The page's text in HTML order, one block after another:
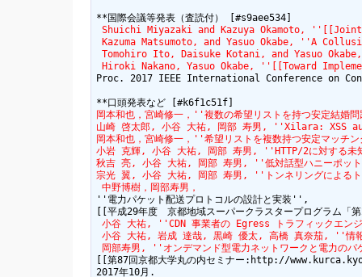
Shuichi Miyazaki and Kazuya Okamoto,
Kazuma Matsumoto, and Yasuo Okabe, ''A
Tomohiro Ito, Daisuke Kotani, and Yasuo
Hiroki Nakano, Yasuo Okabe, ''[[Toward
Proc. 2017 IEEE International Conference on
岡本和也，宮崎修一，''複数の希望リストを持つ安定結
山崎 啓太郎, 小谷 大祐, 岡部 寿男, ''Xilara:
岡本和也，宮崎修一，''希望リストを複数持つ安定
小岩 克輝, 小谷 大祐, 岡部 寿男, ''HTTP/2に対する
秋吉 亮, 小谷 大祐, 岡部 寿男, ''低対話型ハニーポ
宗光 翼, 小谷 大祐, 岡部 寿男, ''トンネリングによ
中野博樹，岡部寿男，
''電力パケット配送プロトコルの設計と実装'',
小谷 大祐, ''CDN 事業者の Egress トラフィックエン
小谷 大祐, 岩成 達哉, 黒崎 優太, 高橋 真奈茄, ''
岡部寿男, ''オンデマンド型電力ネットワークと電力の
[[第87回京都大学丸の内セミナー:http://